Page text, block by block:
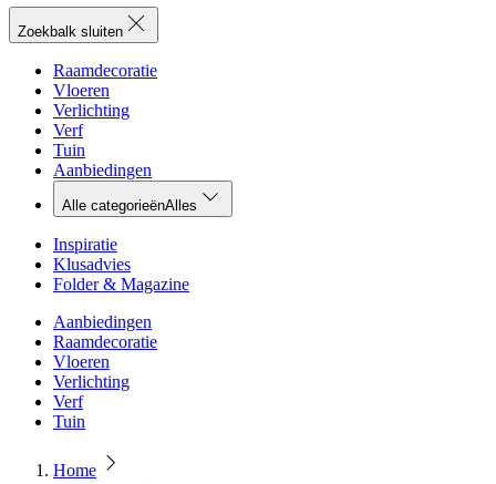
Zoekbalk sluiten
Raamdecoratie
Vloeren
Verlichting
Verf
Tuin
Aanbiedingen
Alle categorieënAlles
Inspiratie
Klusadvies
Folder & Magazine
Aanbiedingen
Raamdecoratie
Vloeren
Verlichting
Verf
Tuin
Home